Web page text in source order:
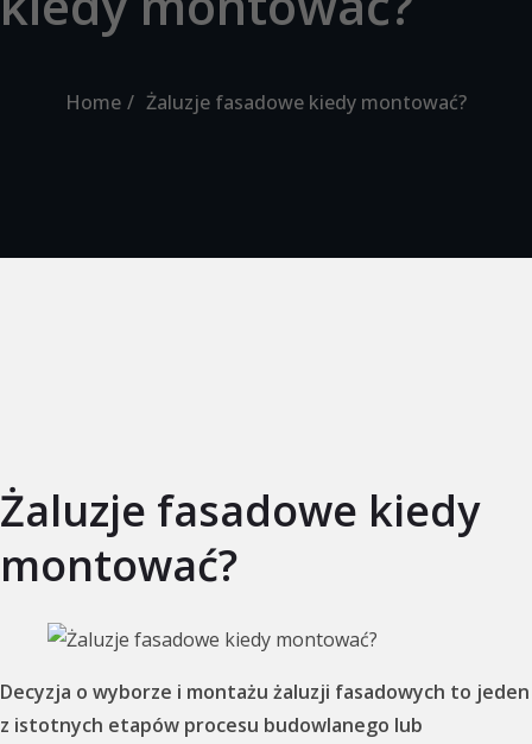
Home Żaluzje fasadowe kiedy montować?
Żaluzje fasadowe kiedy
montować?
Decyzja o wyborze i montażu żaluzji fasadowych to jeden
z istotnych etapów procesu budowlanego lub